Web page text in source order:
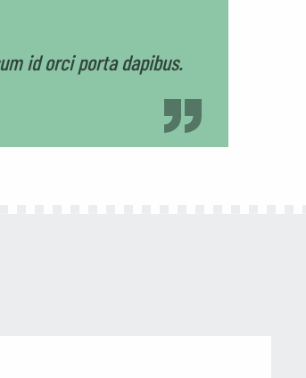
id orci porta dapibus.